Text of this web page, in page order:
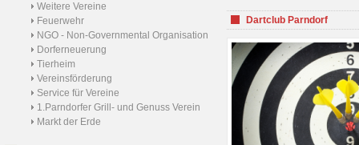
Weitere Vereine
Feuerwehr
NGO - Non-Governmental Organisation
Dorferneuerung
Tierheim
Vereinsförderung
Service für Vereine
1.Parndorfer Grill- und Genuss Verein
Markt der Erde
Dartclub Parndorf